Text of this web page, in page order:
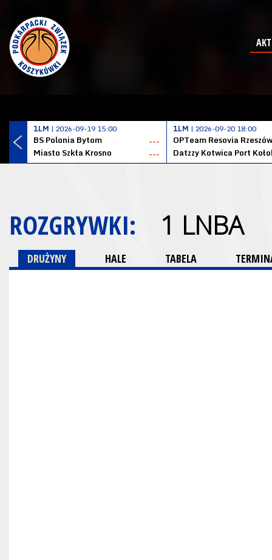
1LM | 2026-09-19 15:00
BS Polonia Bytom
---
Miasto Szkła Krosno
---
1LM | 2026-09-20 18:00
OPTeam Resovia Rzeszów
ROZGRYWKI: 1 LNBA
DRUŻYNY HALE TABELA